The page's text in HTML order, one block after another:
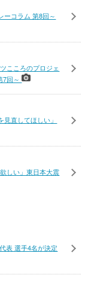
ーコラム 第8回～
こころのプロジェ
7回～
直してほしい」
しい」東日本大震
表 選手4名が決定